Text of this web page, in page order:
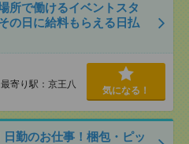
所で働けるイベントスタ
の日に給料もらえる日払
寄り駅：京王八
気になる！
勤のお仕事！梱包・ピッ